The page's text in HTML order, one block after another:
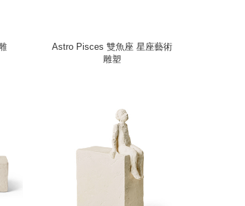
Astro Pisces 雙魚座 星座藝術
雕塑